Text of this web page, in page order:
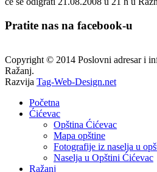
Pratite nas na facebook-u
Copyright © 2014 Poslovni adresar i
Ražanj.
Razvija Tag-Web-Design.net
Početna
Ćićevac
Opština Ćićevac
Mapa opštine
Fotografije iz naselja u
Naselja u Opštini Ćićevac
Ražanj